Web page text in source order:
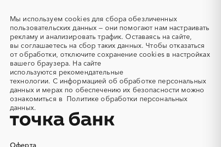
Акварель
Аквариумы
Аккумуляторы
Алкогольная продукция
Алмазное бурение
Алмазная резка
Алюминиевые
конструкции
Алюминиевые профили
Алюминий
Аммоний
Ангар
Антенны
Антискалант
Антрацит
Аппараты воздушного
охлаждения
Оферта
Мы используем cookies для сбора обезличенных
пользовательских данных — они помогают нам настраивать
рекламу и анализировать трафик. Оставаясь на сайте,
вы соглашаетесь на сбор таких данных. Чтобы отказаться
от обработки, отключите сохранение cookies в настройках
вашего браузера. На сайте
используются рекомендательные
технологии. С информацией об обработке персональных
данных и мерах по обеспечению их безопасности можно
ознакомиться в Политике обработки персональных
данных.